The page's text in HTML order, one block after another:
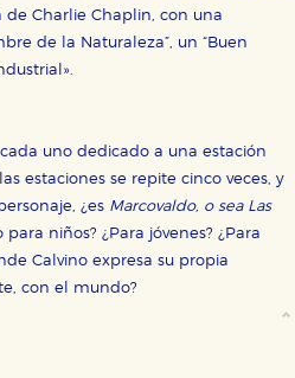
Charlie Chaplin, con una
de la Naturaleza”, un “Buen
uno dedicado a una estación
estaciones se repite cinco veces, y
¿es Marcovaldo, o sea Las
niños? ¿Para jóvenes? ¿Para
Calvino expresa su propia
con el mundo?